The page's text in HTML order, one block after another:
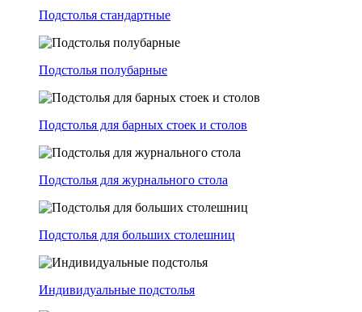
Подстолья стандартные
Подстолья полубарные
Подстолья для барных стоек и столов
Подстолья для журнального стола
Подстолья для больших столешниц
Индивидуальные подстолья